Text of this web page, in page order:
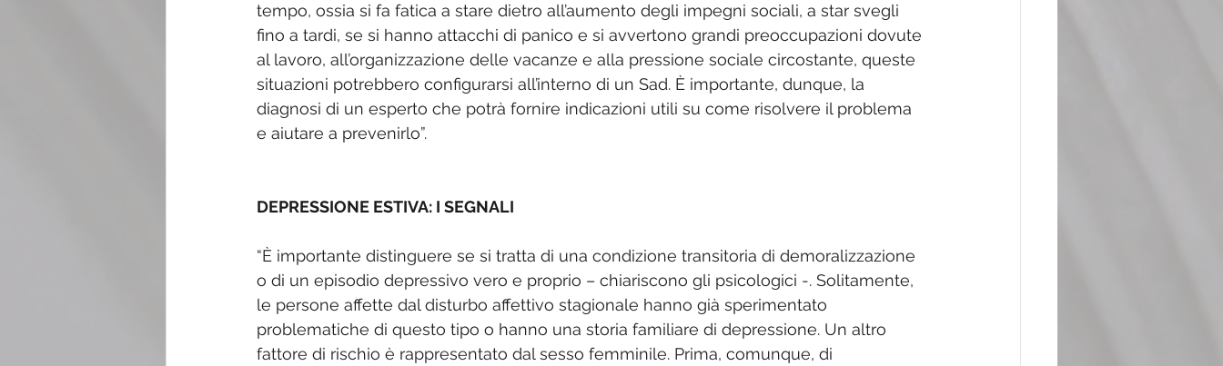
tempo, ossia si fa fatica a stare dietro all’aumento degli impegni sociali, a star svegli
fino a tardi, se si hanno attacchi di panico e si avvertono grandi preoccupazioni dovute
al lavoro, all’organizzazione delle vacanze e alla pressione sociale circostante, queste
situazioni potrebbero configurarsi all’interno di un Sad. È importante, dunque, la
diagnosi di un esperto che potrà fornire indicazioni utili su come risolvere il problema
e aiutare a prevenirlo”.
DEPRESSIONE ESTIVA: I SEGNALI
“È importante distinguere se si tratta di una condizione transitoria di demoralizzazione
o di un episodio depressivo vero e proprio – chiariscono gli psicologici -. Solitamente,
le persone affette dal disturbo affettivo stagionale hanno già sperimentato
problematiche di questo tipo o hanno una storia familiare di depressione. Un altro
fattore di rischio è rappresentato dal sesso femminile. Prima, comunque, di